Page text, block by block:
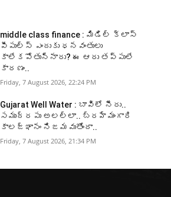
middle class finance : మిడిల్ క్లాస్
పీపుల్స్ ఎందుకు ధనవంతులు
కాలేకపోతున్నారు? ఈ ఆరు తప్పులే
కారణం..
Friday, 7 August 2026, 22:24 PM
Gujarat Well Water : బావిలో నీరు..
సముద్రపు అలల్లా.. బ్రహ్మంగారి
కాలజ్ఞానం నిజమవుతోందా..
Friday, 7 August 2026, 21:34 PM